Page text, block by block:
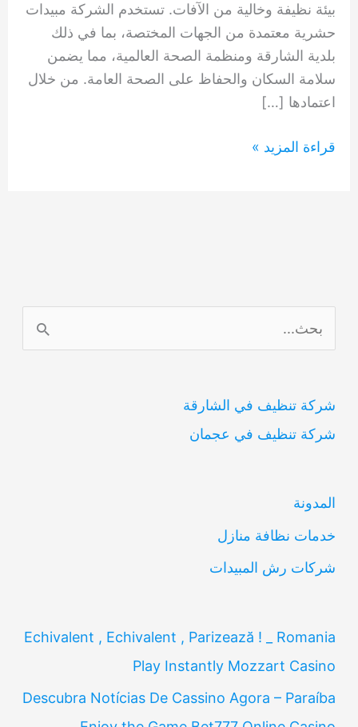
بيئة نظيفة وخالية من الآفات. تستخدم الشركة مبيدات
حشرية معتمدة من الجهات المختصة، بما في ذلك
بلدية الشارقة ومنظمة الصحة العالمية، مما يضمن
سلامة السكان والحفاظ على الصحة العامة. من خلال
اعتمادها […]
شركه
قراءة المزيد »
ل
ح
ث
ن
شركة تنظيف في الشارقة
شركة تنظيف في عجمان
المدونة
خدمات نظافة منازل
شركات رش المبيدات
Echivalent , Echivalent , Parizează ! _ Romania
Play Instantly Mozzart Casino
Descubra Notícias De Cassino Agora – Paraíba